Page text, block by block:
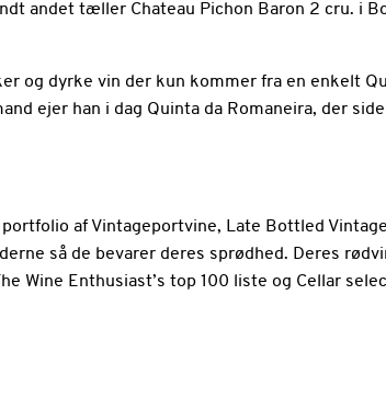
andet tæller Chateau Pichon Baron 2 cru. i
og dyrke vin der kun kommer fra en enkelt
ejer han i dag Quinta da Romaneira, der
af Vintageportvine, Late Bottled
så de bevarer deres sprødhed. Deres
Wine Enthusiast’s top 100 liste og Cellar